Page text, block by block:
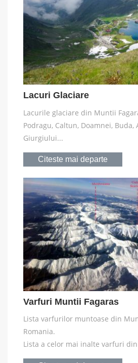
Lacuri Glaciare
Lacurile glaciare din Muntii
Podragu, Caltun, Doamnei, Buda,
Giurgiului...
Citeste mai departe
Varfuri Muntii Fagaras
Lista varfurilor muntoase din
Romania.
Lista a celor mai inalte varfuri